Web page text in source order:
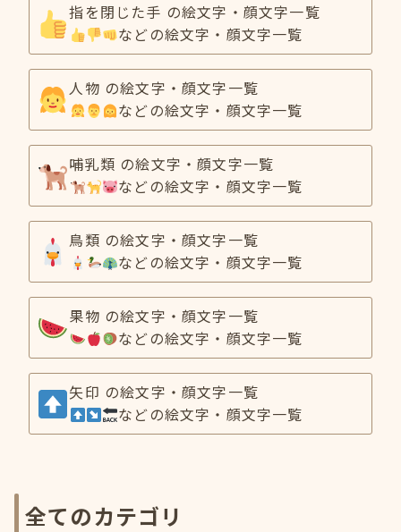
指を閉じた手 の絵文字・顔文字一覧
などの絵文字・顔文字一覧
人物 の絵文字・顔文字一覧
などの絵文字・顔文字一覧
哺乳類 の絵文字・顔文字一覧
などの絵文字・顔文字一覧
鳥類 の絵文字・顔文字一覧
などの絵文字・顔文字一覧
果物 の絵文字・顔文字一覧
などの絵文字・顔文字一覧
矢印 の絵文字・顔文字一覧
などの絵文字・顔文字一覧
全てのカテゴリ